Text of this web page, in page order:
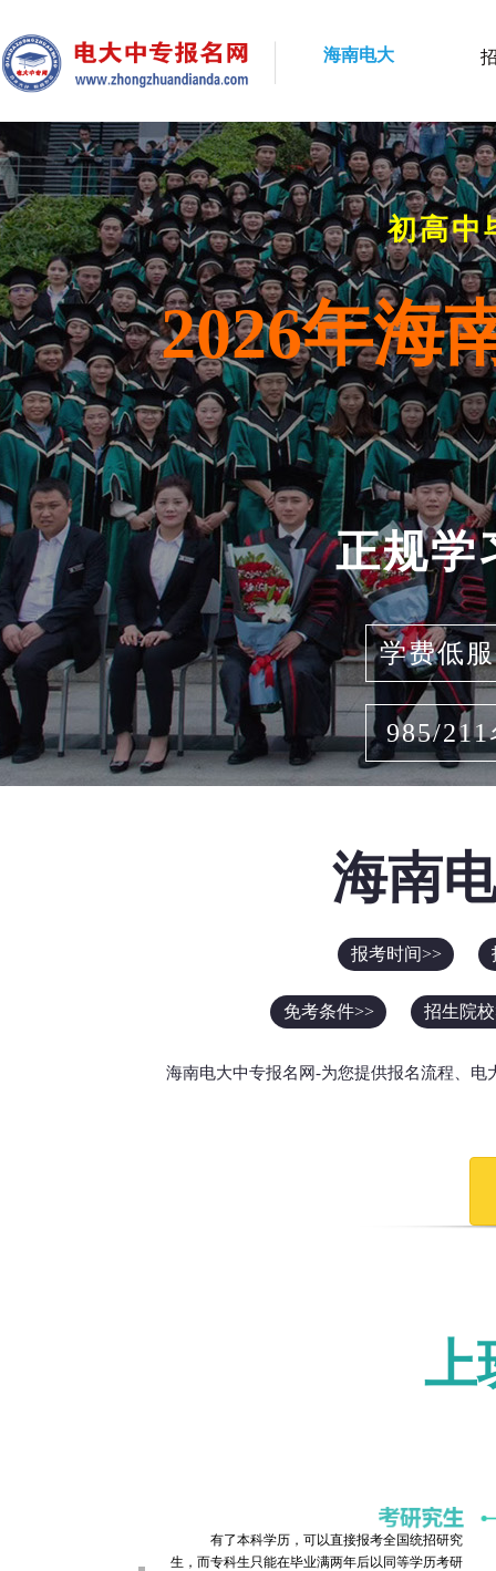
海南电大
初高中
2026年海
正规学
学费低
985/211
海南
报考时间>>
免考条件>> 招生院
海南电大中专报名网-为您提供报名流程、
上
有了本科学历，可以直接报考全国统招研究
生，而专科生只能在毕业满两年后以同等学历考研